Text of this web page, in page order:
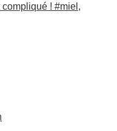
! #miel,